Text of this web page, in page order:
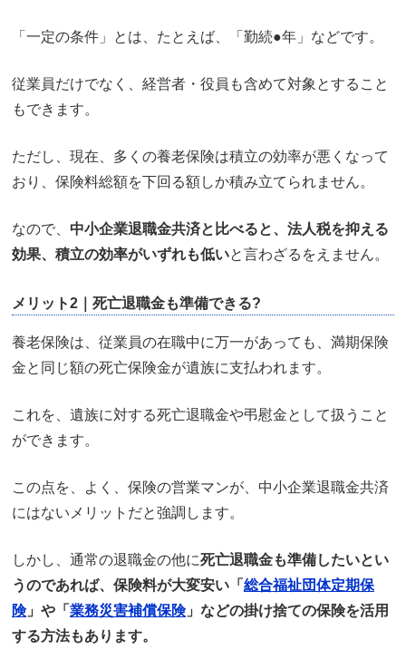
「一定の条件」とは、たとえば、「勤続●年」などです。
従業員だけでなく、経営者・役員も含めて対象とすること
もできます。
ただし、現在、多くの養老保険は積立の効率が悪くなって
おり、保険料総額を下回る額しか積み立てられません。
なので、 中小企業退職金共済と比べると、法人税を抑える
効果、積立の効率がいずれも低いと言わざるをえません。
メリット2｜死亡退職金も準備できる?
養老保険は、従業員の在職中に万一があっても、満期保険
金と同じ額の死亡保険金が遺族に支払われます。
これを、遺族に対する死亡退職金や弔慰金として扱うこと
ができます。
この点を、よく、保険の営業マンが、中小企業退職金共済
にはないメリットだと強調します。
しかし、通常の退職金の他に死亡退職金も準備したいとい
うのであれば、保険料が大変安い「 総合福祉団体定期保
険」や「 業務災害補償保険」などの掛け捨ての保険を活用
する方法もあります。